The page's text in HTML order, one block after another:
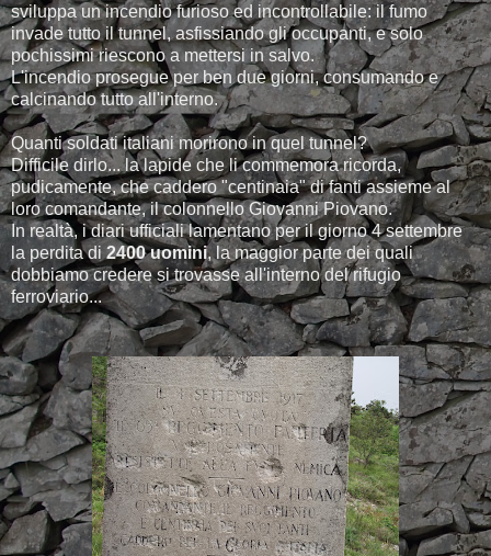
sviluppa un incendio furioso ed incontrollabile: il fumo
invade tutto il tunnel, asfissiando gli occupanti, e solo
pochissimi riescono a mettersi in salvo.
L'incendio prosegue per ben due giorni, consumando e
calcinando tutto all'interno.
Quanti soldati italiani morirono in quel tunnel?
Difficile dirlo... la lapide che li commemora ricorda,
pudicamente, che caddero "centinaia" di fanti assieme al
loro comandante, il colonnello Giovanni Piovano.
In realtà, i diari ufficiali lamentano per il giorno 4 settembre
la perdita di 2400 uomini, la maggior parte dei quali
dobbiamo credere si trovasse all'interno del rifugio
ferroviario...